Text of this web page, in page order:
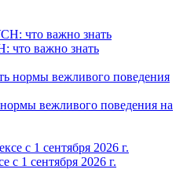
что важно знать
вежливого поведения на
с 1 сентября 2026 г.